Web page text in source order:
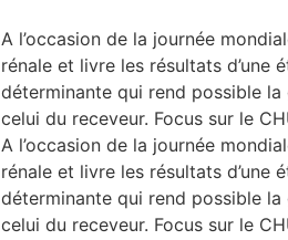
A l’occasion de la journée
rénale et livre les résultats d’une
déterminante qui rend possible
celui du receveur. Focus sur le
A l’occasion de la journée
rénale et livre les résultats d’une
déterminante qui rend possible
celui du receveur. Focus sur le